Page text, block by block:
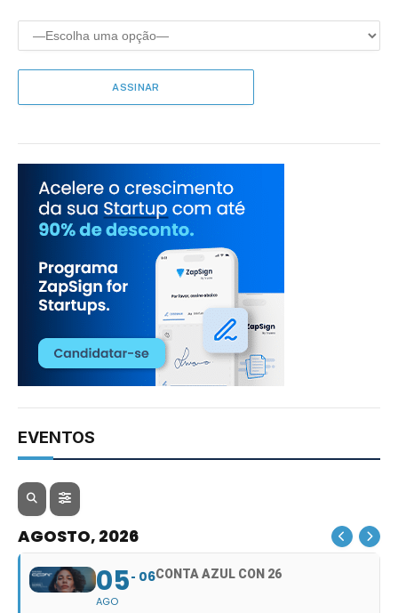
EVENTOS
AGOSTO, 2026
05
AGO
06CONTA AZUL CON 26